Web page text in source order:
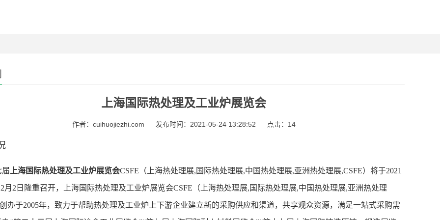
上海国际热处理及工业炉展览会
作者：cuihuojiezhi.com 发布时间：2021-05-24 13:28:52 点击： 14
届 上海国际热处理及工业炉展览会CSFE（上海热处理展,国际热处理展,中国热处理展,亚洲热处理展,CSFE）将于2021
月2日隆重召开，上海国际热处理及工业炉展览会CSFE（上海热处理展,国际热处理展,中国热处理展,亚洲热处理
办于2005年，致力于帮助热处理及工业炉上下游企业建立新的采购供应和渠道，共享观众资源，满足一站式采购需